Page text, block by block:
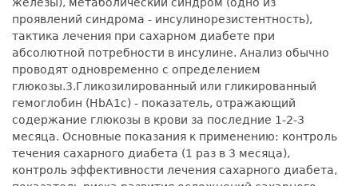
железы), метаболический синдром (одно из
проявлений синдрома - инсулинорезистентность),
тактика лечения при сахарном диабете при
абсолютной потребности в инсулине. Анализ обычно
проводят одновременно с определением
глюкозы.3.Гликозилированный или гликированный
гемоглобин (HbA1c) - показатель, отражающий
содержание глюкозы в крови за последние 1-2-3
месяца. Основные показания к применению: контроль
течения сахарного диабета (1 раз в 3 месяца),
контроль эффективности лечения сахарного диабета,